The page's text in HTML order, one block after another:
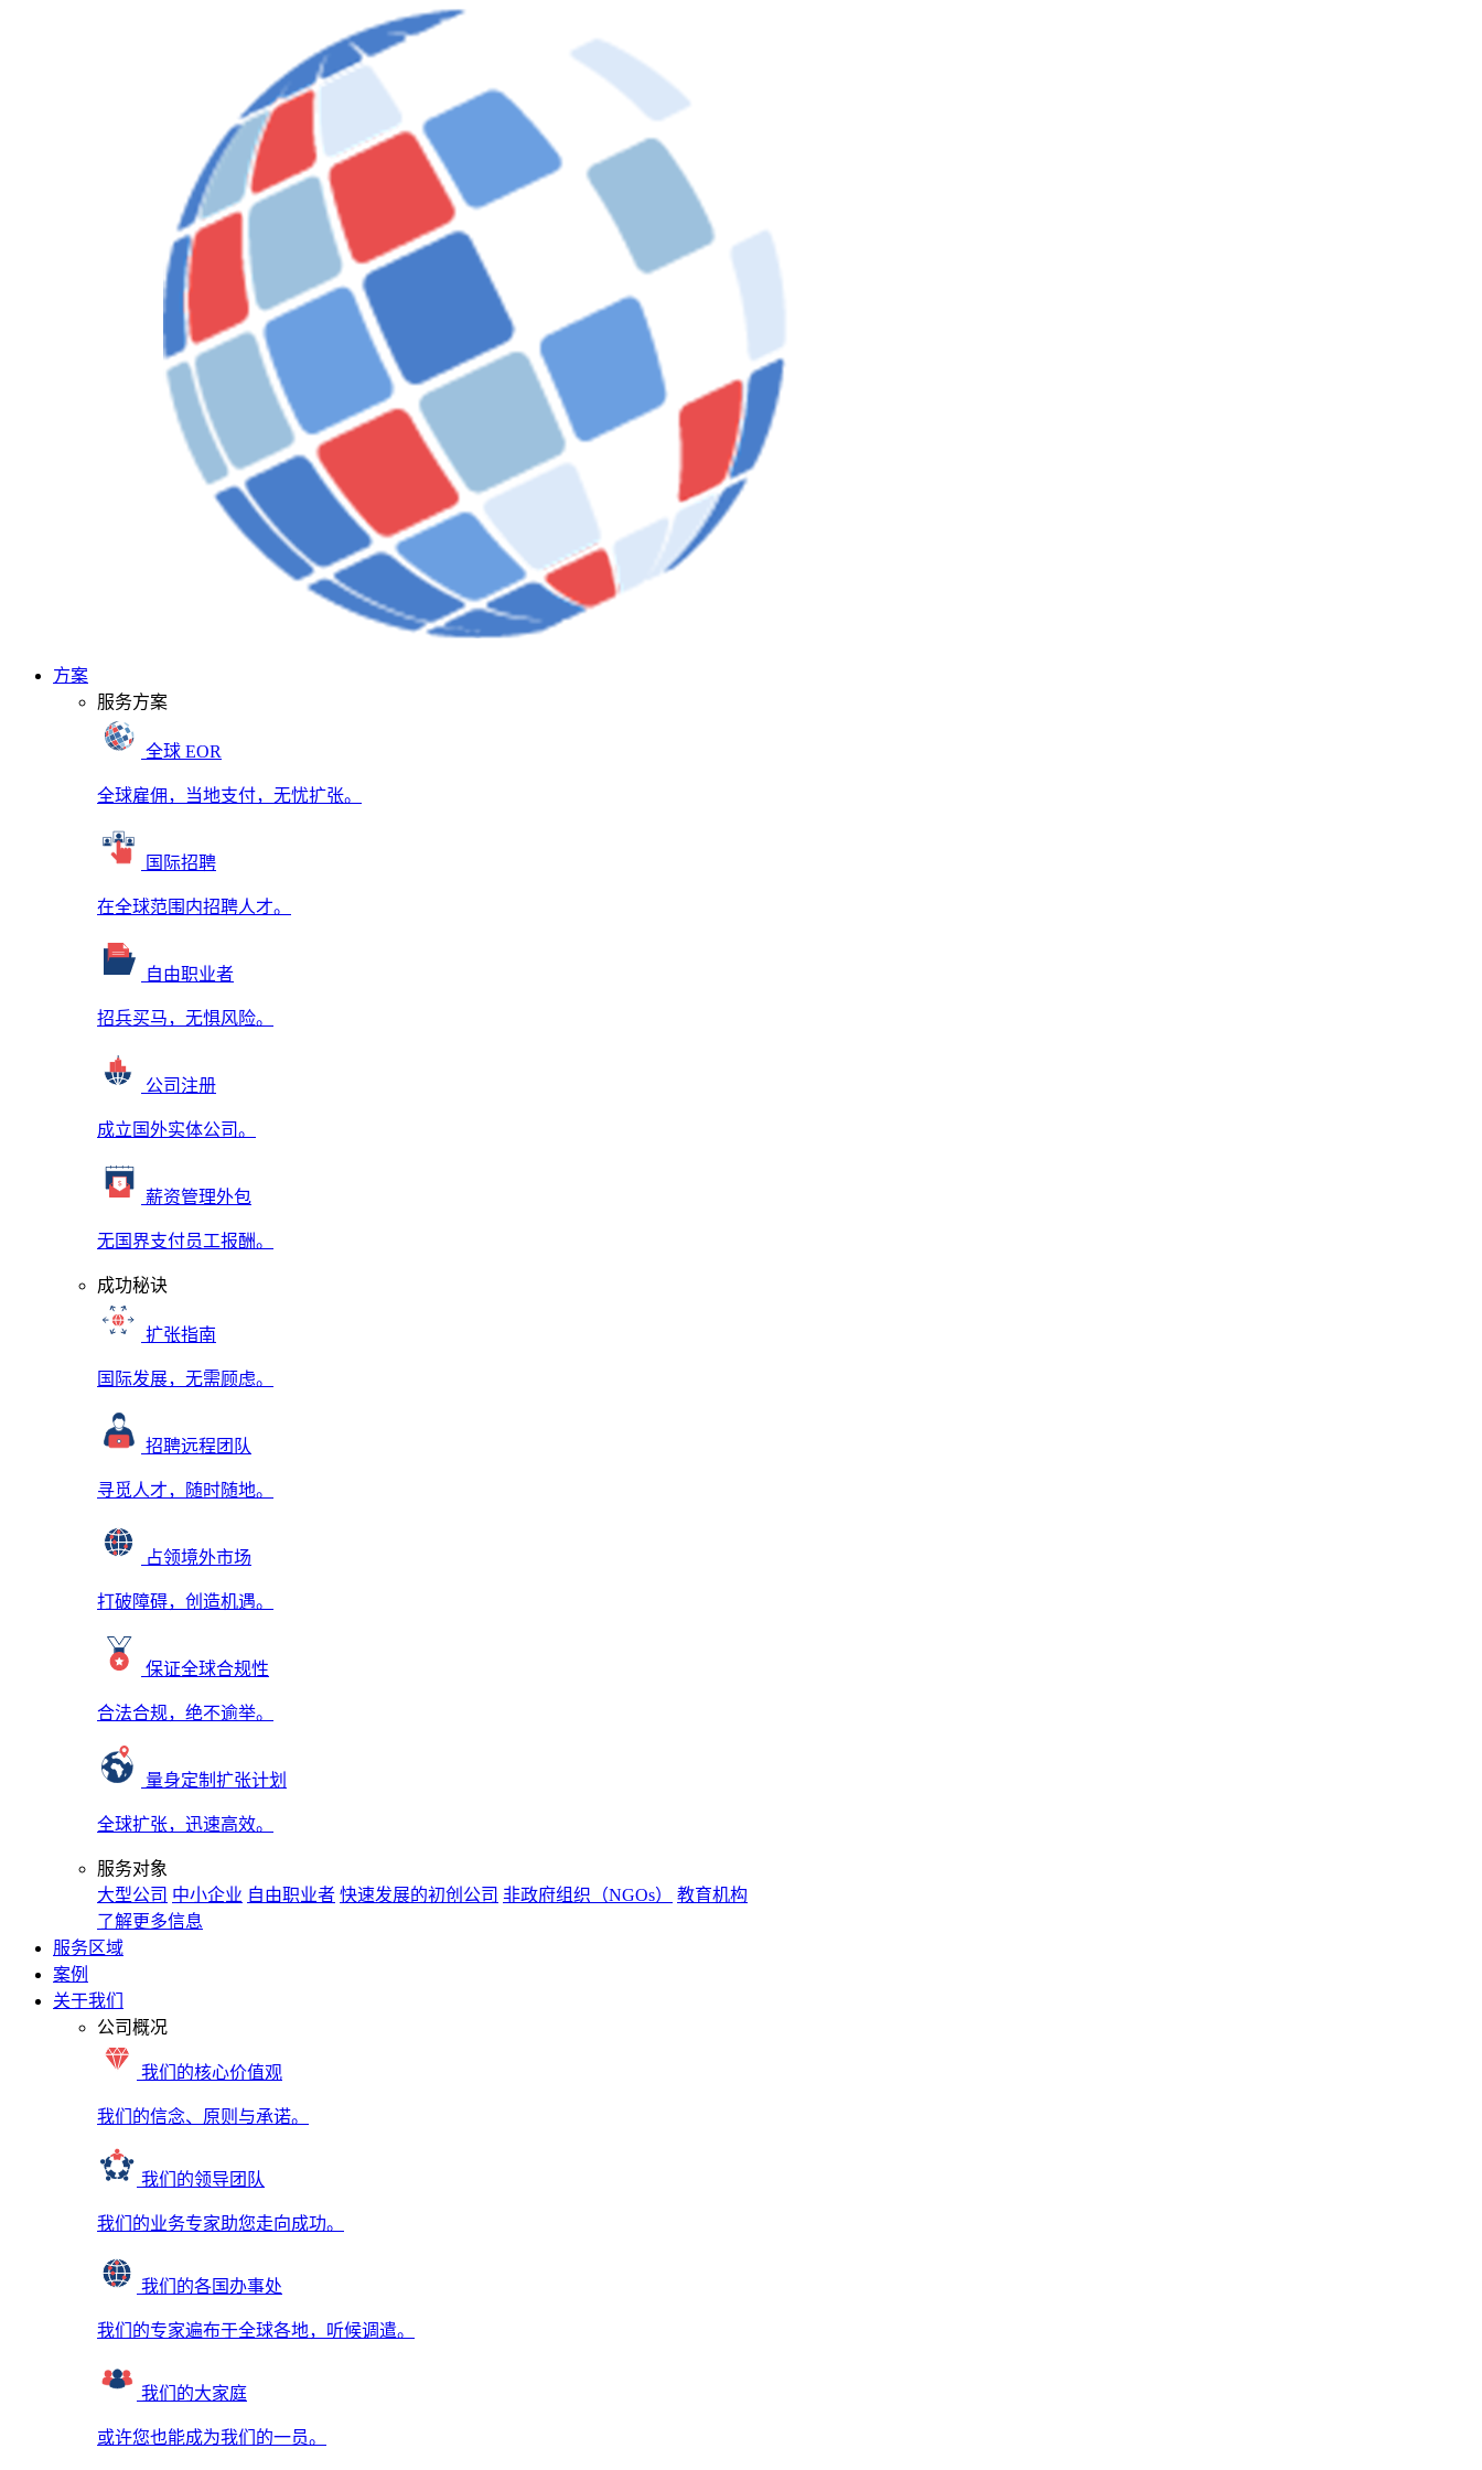
方案
服务方案
全球 EOR
全球雇佣，当地支付，无忧扩张。
国际招聘
在全球范围内招聘人才。
自由职业者
招兵买马，无惧风险。
公司注册
成立国外实体公司。
薪资管理外包
无国界支付员工报酬。
成功秘诀
扩张指南
国际发展，无需顾虑。
招聘远程团队
寻觅人才，随时随地。
占领境外市场
打破障碍，创造机遇。
保证全球合规性
合法合规，绝不逾举。
量身定制扩张计划
全球扩张，迅速高效。
服务对象
大型公司 中小企业 自由职业者 快速发展的初创公司 非政府组织（NGOs）
教育机构
了解更多信息
服务区域
案例
关于我们
公司概况
我们的核心价值观
我们的信念、原则与承诺。
我们的领导团队
我们的业务专家助您走向成功。
我们的各国办事处
我们的专家遍布于全球各地，听候调遣。
我们的大家庭
或许您也能成为我们的一员。